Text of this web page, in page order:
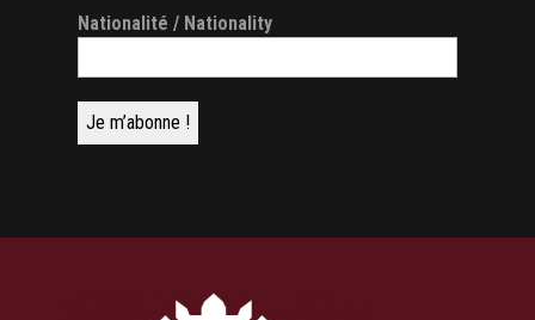
Nationalité / Nationality